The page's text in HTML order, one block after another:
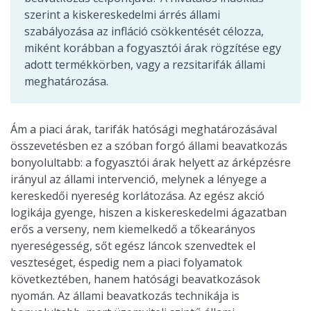
szerint a kiskereskedelmi árrés állami
szabályozása az infláció csökkentését célozza,
miként korábban a fogyasztói árak rögzítése egy
adott termékkörben, vagy a rezsitarifák állami
meghatározása.
Ám a piaci árak, tarifák hatósági meghatározásával
összevetésben ez a szóban forgó állami beavatkozás
bonyolultabb: a fogyasztói árak helyett az árképzésre
irányul az állami intervenció, melynek a lényege a
kereskedői nyereség korlátozása. Az egész akció
logikája gyenge, hiszen a kiskereskedelmi ágazatban
erős a verseny, nem kiemelkedő a tőkearányos
nyereségesség, sőt egész láncok szenvedtek el
veszteséget, éspedig nem a piaci folyamatok
következtében, hanem hatósági beavatkozások
nyomán. Az állami beavatkozás technikája is